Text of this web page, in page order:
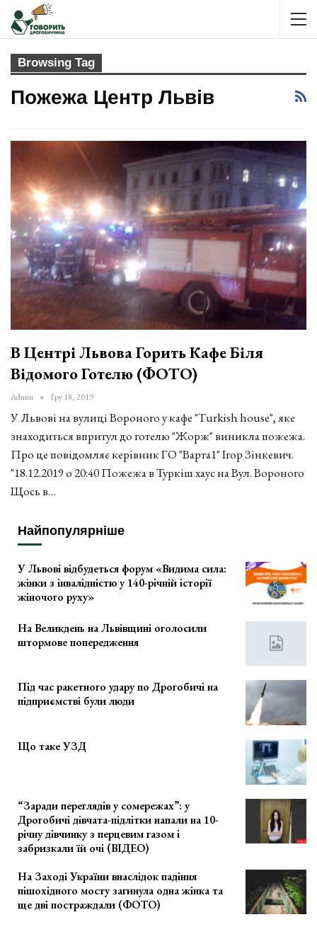
Browsing Tag
Пожежа Центр Львів
В Центрі Львова Горить Кафе Біля
Відомого Готелю (ФОТО)
Admin Гру 18, 2019
У Львові на вулиці Вороного у кафе "Turkish house", яке
знаходиться впритул до готелю "Жорж" виникла пожежа.
Про це повідомляє керівник ГО "Варта1" Ігор Зінкевич.
"18.12.2019 о 20:40 Пожежа в Туркiш хаус на Вул. Вороного
Щось в…
Найпопулярніше
У Львові відбудеться форум «Видима сила:
жінки з інвалідністю у 140-річній історії
жіночого руху»
На Великдень на Львівщині оголосили
штормове попередження
Під час ракетного удару по Дрогобичі на
підприємстві були люди
Що таке УЗД
“Заради переглядів у сомережах”: у
Дрогобичі дівчата-підлітки напали на 10-
річну дівчинку з перцевим газом і
забризкали їй очі (ВІДЕО)
На Заході України внаслідок падіння
пішохідного мосту загинула одна жінка та
ще дві постраждали (ФОТО)